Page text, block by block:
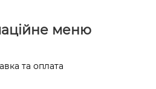
меню
та оплата